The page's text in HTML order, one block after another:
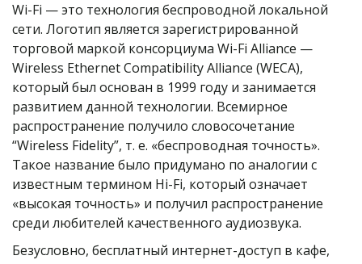
Wi-Fi — это технология беспроводной локальной
сети. Логотип является зарегистрированной
торговой маркой консорциума Wi-Fi Alliance —
Wireless Ethernet Compatibility Alliance (WECA),
который был основан в 1999 году и занимается
развитием данной технологии. Всемирное
распространение получило словосочетание
“Wireless Fidelity”, т. е. «беспроводная точность».
Такое название было придумано по аналогии с
известным термином Hi-Fi, который означает
«высокая точность» и получил распространение
среди любителей качественного аудиозвука.
Безусловно, бесплатный интернет-доступ в кафе,